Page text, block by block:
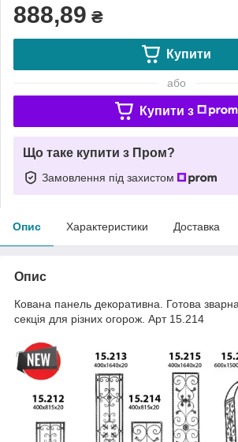
888,89 ₴
Купити
або
Купити з
Що таке купити з Пром?
Замовлення під захистом
Опис Характеристики Доставка
Опис
Кована панель декоративна. Готова зварна
секція для різних огорож. Арт 15.214